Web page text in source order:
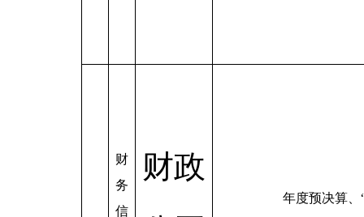
财
务
信
财政
年度预决算、